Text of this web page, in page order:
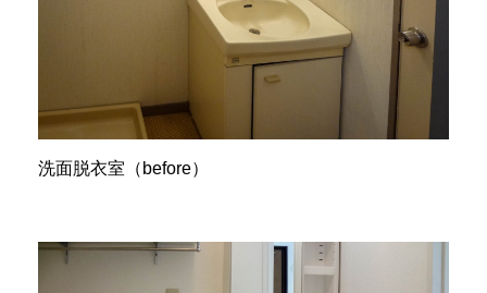
洗面脱衣室（before）